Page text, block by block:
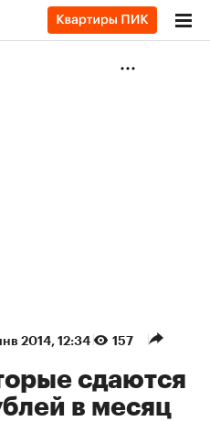
2014, 12:34 157
сдаются
в месяц